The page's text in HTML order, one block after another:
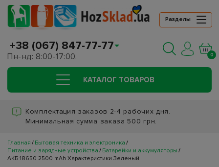
Разделы
+38 (067) 847-77-77
Пн-нд: 8:00-17:00. 0
КАТАЛОГ ТОВАРОВ
Комплектация заказов 2-4 рабочих дня.
Минимальная сумма заказа 500 грн.
Главная
Бытовая техника и электроника
Питание и зарядные устройства
Батарейки и аккумуляторы
АКБ 18650 2500 mAh Характеристики Зеленый